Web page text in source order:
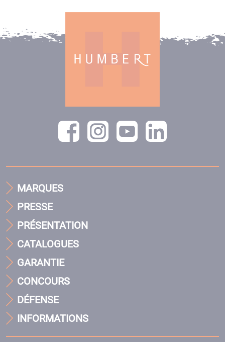
MARQUES
PRESSE
PRÉSENTATION
CATALOGUES
GARANTIE
CONCOURS
DÉFENSE
INFORMATIONS